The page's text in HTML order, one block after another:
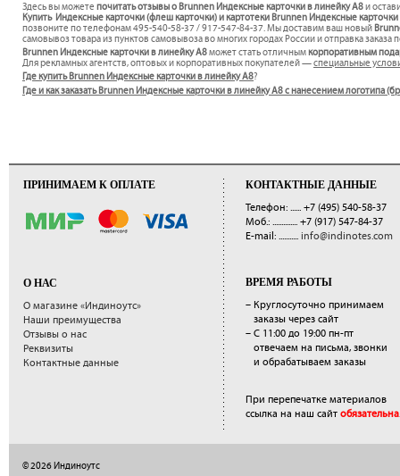
Здесь вы можете почитать отзывы о Brunnen Индексные карточки в линейку A8и
Купить Индексные карточки (флеш карточки) и картотеки Brunnen Индексные
позвоните по телефонам 495-540-58-37 / 917-547-84-37. Мы доставим ваш новый
самовывоз товара из пунктов самовывоза во многих городах России и отправка заказа
Brunnen Индексные карточки в линейку A8может стать отличнымкорпоративным
Для рекламных агентств, оптовых и корпоративных покупателей —специальные
Где купить Brunnen Индексные карточки в линейку A8?
Где и как заказать Brunnen Индексные карточки в линейку A8 с нанесением логотипа
ПРИНИМАЕМ К ОПЛАТЕ
О НАС
О магазине «Индиноутс»
Наши преимущества
Отзывы о нас
Реквизиты
Контактные данные
КОНТАКТНЫЕ ДАННЫЕ
Телефон: ...... +7 (495) 540-58-37
Моб.: .............. +7 (917) 547-84-37
E-mail: ........... info@indinotes.com
ВРЕМЯ РАБОТЫ
– Круглосуточно принимаем
заказы через сайт
– С 11:00 до 19:00 пн-пт
отвечаем на письма, звонки
и обрабатываем заказы
При перепечатке материалов
ссылка на наш сайт обязательна.
© 2026 Индиноутс